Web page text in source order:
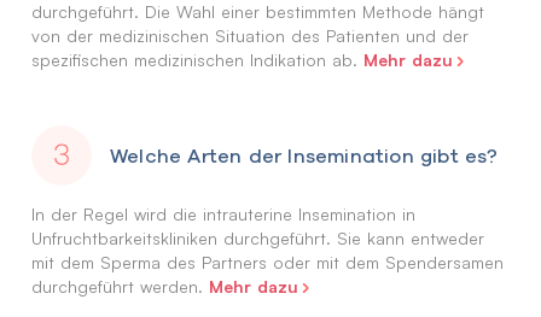
durchgeführt. Die Wahl einer bestimmten Methode hängt
von der medizinischen Situation des Patienten und der
spezifischen medizinischen Indikation ab. Mehr dazu
Welche Arten der Insemination gibt es?
In der Regel wird die intrauterine Insemination in
Unfruchtbarkeitskliniken durchgeführt. Sie kann entweder
mit dem Sperma des Partners oder mit dem Spendersamen
durchgeführt werden. Mehr dazu